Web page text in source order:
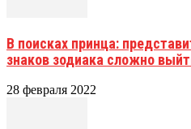
В поисках принца:
знаков зодиака сложно
28 февраля 2022